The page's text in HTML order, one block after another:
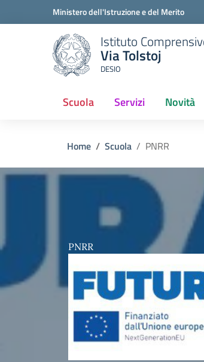
Ministero dell'Istruzione e del Merito
Istituto
Via Tolstoj
DESIO
Scuola Servizi Novità
Home Scuola PNRR
PNRR